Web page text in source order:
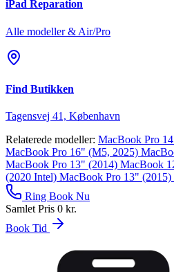
iPad Reparation
Alle modeller & Air/Pro
Find Butikken
Tagensvej 41, København
Relaterede modeller: MacBook Pro
MacBook Pro 16" (M5, 2025)
MacBook Pro 13" (2014) MacBook
(2020 Intel) MacBook Pro 13" (2015)
Ring Book Nu
Samlet Pris 0 kr.
Book Tid